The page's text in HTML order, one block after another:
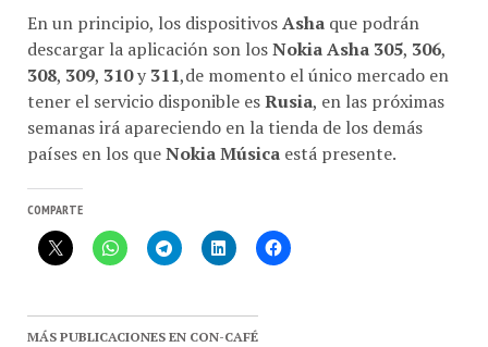
En un principio, los dispositivos Asha
que podrán
descargar la aplicación son los Nokia Asha 305 306
308 309 310y 311 ,de momento el único mercado en
tener el servicio disponible es Rusia
, en las próximas
semanas irá apareciendo en la tienda de los demás
países en los que Nokia Música está presente.
MÁS PUBLICACIONES EN CON-CAFÉ